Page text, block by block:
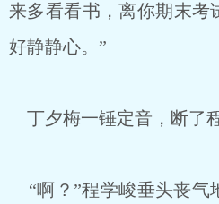
来多看看书，离你期末考
好静静心。”
丁夕梅一锤定音，断了
“啊？”程学峻垂头丧气